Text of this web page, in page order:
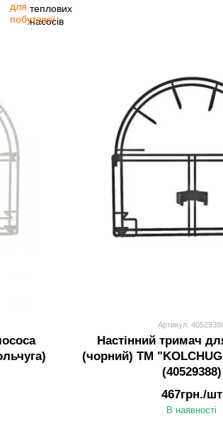
Артикул:
Настінний тримач
(чорний) ТМ
(40529388)
467грн./шт
В наявності